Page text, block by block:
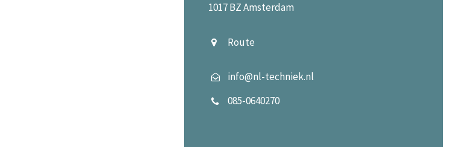
1017 BZ Amsterdam
Route
info@nl-techniek.nl
085-0640270